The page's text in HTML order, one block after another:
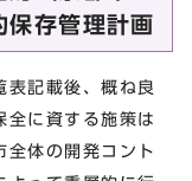
保存管理計画
記載後、概ね良
全に資する施策は
全体の開発コント